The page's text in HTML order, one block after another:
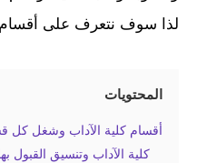
لذا سوف نتعرف على
المحتويات
أقسام كلية الآداب وشغل كل
كلية الآداب وتنسيق القبول